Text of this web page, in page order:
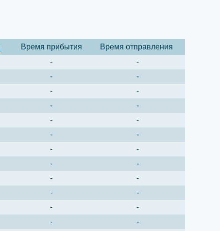
Время прибытия
Время отправления
-
-
-
-
-
-
-
-
-
-
-
-
-
-
-
-
-
-
-
-
-
-
-
-